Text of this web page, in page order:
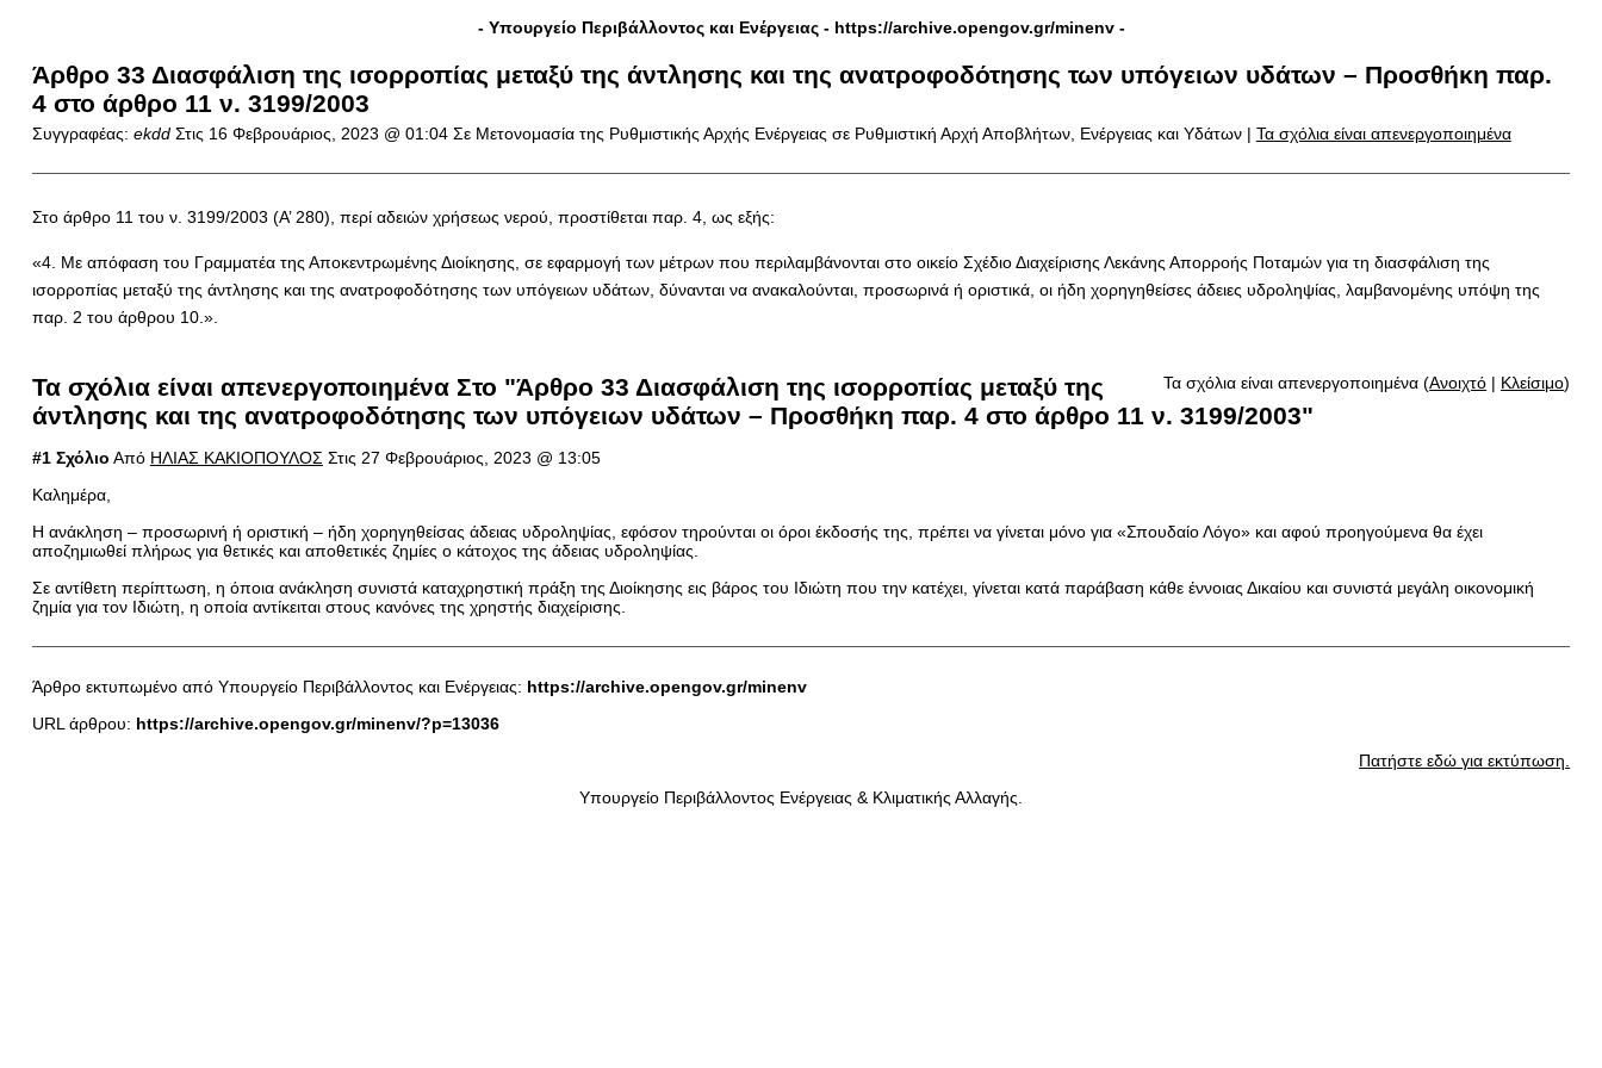
- Yπουργείο Περιβάλλοντος και Ενέργειας - https://archive.opengov.gr/minenv-
Άρθρο 33 Διασφάλιση της ισορροπίας μεταξύ της άντλησης και της ανατροφοδότησης των υπόγειων υδάτων – Προσθήκη παρ.
4 στο άρθρο 11 ν. 3199/2003
Συγγραφέας: ekddΣτις 16 Φεβρουάριος, 2023 @ 01:04 Σε Μετονομασία της Ρυθμιστικής Αρχής Ενέργειας σε Ρυθμιστική Αρχή Αποβλήτων, Ενέργειας και Υδάτων | Τα σχόλια είναι απενεργοποιημένα
Στο άρθρο 11 του ν. 3199/2003 (Α’ 280), περί αδειών χρήσεως νερού, προστίθεται παρ. 4, ως εξής:
«4. Με απόφαση του Γραμματέα της Αποκεντρωμένης Διοίκησης, σε εφαρμογή των μέτρων που περιλαμβάνονται στο οικείο Σχέδιο Διαχείρισης Λεκάνης Απορροής Ποταμών για τη διασφάλιση της
ισορροπίας μεταξύ της άντλησης και της ανατροφοδότησης των υπόγειων υδάτων, δύνανται να ανακαλούνται, προσωρινά ή οριστικά, οι ήδη χορηγηθείσες άδειες υδροληψίας, λαμβανομένης υπόψη της
παρ. 2 του άρθρου 10.».
Τα σχόλια είναι απενεργοποιημένα (Ανοιχτό | Κλείσιμο)
Τα σχόλια είναι απενεργοποιημένα Στο "Άρθρο 33 Διασφάλιση της ισορροπίας μεταξύ της
άντλησης και της ανατροφοδότησης των υπόγειων υδάτων – Προσθήκη παρ. 4 στο άρθρο 11 ν. 3199/2003"
#1 Σχόλιο Από ΗΛΙΑΣ ΚΑΚΙΟΠΟΥΛΟΣ Στις 27 Φεβρουάριος, 2023 @ 13:05
Καλημέρα,
Η ανάκληση – προσωρινή ή οριστική – ήδη χορηγηθείσας άδειας υδροληψίας, εφόσον τηρούνται οι όροι έκδοσής της, πρέπει να γίνεται μόνο για «Σπουδαίο Λόγο» και αφού προηγούμενα θα έχει
αποζημιωθεί πλήρως για θετικές και αποθετικές ζημίες ο κάτοχος της άδειας υδροληψίας.
Σε αντίθετη περίπτωση, η όποια ανάκληση συνιστά καταχρηστική πράξη της Διοίκησης εις βάρος του Ιδιώτη που την κατέχει, γίνεται κατά παράβαση κάθε έννοιας Δικαίου και συνιστά μεγάλη οικονομική
ζημία για τον Ιδιώτη, η οποία αντίκειται στους κανόνες της χρηστής διαχείρισης.
Άρθρο εκτυπωμένο από Yπουργείο Περιβάλλοντος και Ενέργειας: https://archive.opengov.gr/minenv
URL άρθρου: https://archive.opengov.gr/minenv/?p=13036
Πατήστε εδώ για εκτύπωση.
Yπουργείο Περιβάλλοντος Ενέργειας & Κλιματικής Αλλαγής.